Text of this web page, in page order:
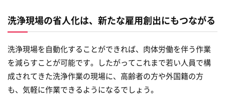
洗浄現場の省人化は、新たな雇用創出にもつながる
洗浄現場を自動化することができれば、肉体労働を伴う作業
を減らすことが可能です。したがってこれまで若い人員で構
成されてきた洗浄作業の現場に、高齢者の方や外国籍の方
も、気軽に作業できるようになるでしょう。